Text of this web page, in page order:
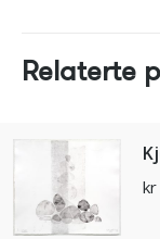
Relaterte
kr